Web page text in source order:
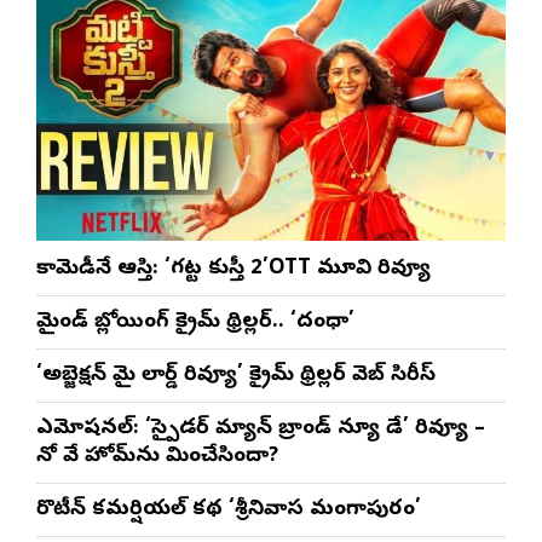
కామెడీనే ఆస్తి: ‘గట్ట కుస్తీ 2’OTT మూవి రివ్యూ
మైండ్ బ్లోయింగ్ క్రైమ్ థ్రిల్లర్.. ‘దంధా’
‘అబ్జెక్ష‌న్ మై లార్డ్ రివ్యూ’ క్రైమ్ థ్రిల్ల‌ర్ వెబ్ సిరీస్
ఎమోష‌న‌ల్‌: ‘స్పైడర్ మ్యాన్ బ్రాండ్ న్యూ డే’ రివ్యూ –
నో వే హోమ్‌ను మించేసిందా?
రొటీన్‌ కమర్షియల్‌ కథ ‘శ్రీనివాస మంగాపురం’